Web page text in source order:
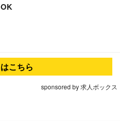
こちら
sponsored by 求人ボックス